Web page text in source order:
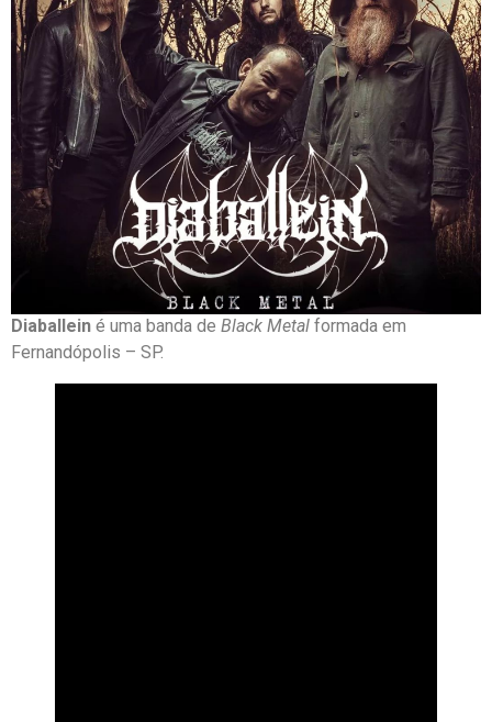
Diaballein é uma banda de Black Metal formada em
Fernandópolis – SP.